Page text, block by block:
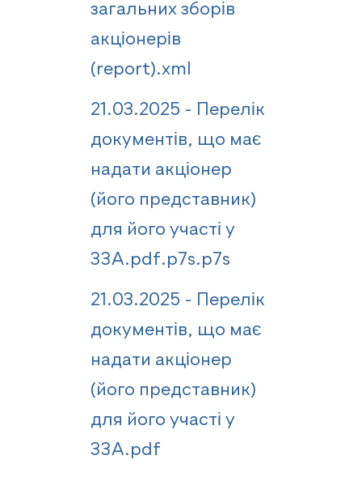
загальних зборів
акціонерів
(report).xml
21.03.2025 - Перелік
документів, що має
надати акціонер
(його представник)
для його участі у
ЗЗА.pdf.p7s.p7s
21.03.2025 - Перелік
документів, що має
надати акціонер
(його представник)
для його участі у
ЗЗА.pdf